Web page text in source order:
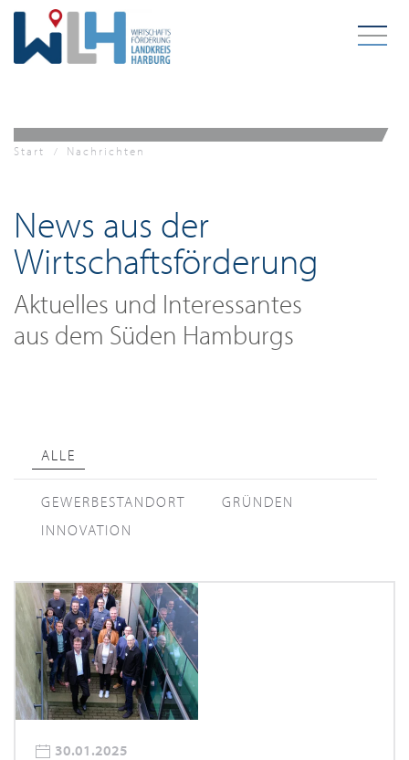
Zum Hauptinhalt springen
Start Nachrichten
News aus der
Wirtschaftsförderung
Aktuelles und Interessantes
aus dem Süden Hamburgs
ALLE
GEWERBESTANDORT
GRÜNDEN
INNOVATION
30.01.2025